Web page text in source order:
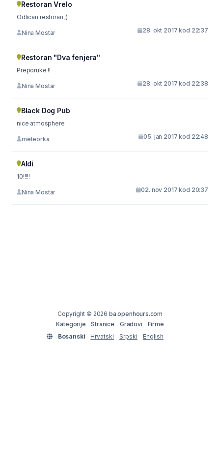
Restoran Vrelo
Odlican restoran ;)
Nina Mostar 28. okt 2017 kod 22:37
Restoran "Dva fenjera"
Preporuke !!
Nina Mostar 28. okt 2017 kod 22:38
Black Dog Pub
nice atmosphere
meteorka 05. jan 2017 kod 22:48
Aldi
10!!!!!
Nina Mostar 02. nov 2017 kod 20:37
Copyright © 2026 ba.openhours.com
Kategorije
Stranice Gradovi
Firme
Bosanski
Hrvatski Srpski English